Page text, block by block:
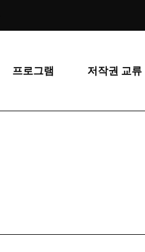
프로그램 저작권 교류